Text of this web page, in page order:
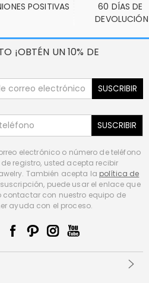
POSITIVAS
60 DÍAS DE
DEVOLUCIÓN
¡OBTÉN UN 10% DE
SUSCRIBIR
SUSCRIBIR
electrónico o número de teléfono
registro, usted acepta recibir
También acepta la política de
puede usar el enlace que
con nuestro equipo de
ayuda con el proceso.